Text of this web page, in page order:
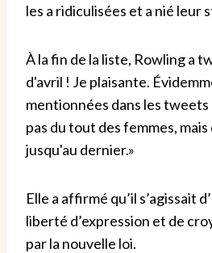
les a ridiculisées et a nié leur
À la fin de la liste, Rowling a
d'avril ! Je plaisante.
mentionnées dans les tweets
pas du tout des femmes, mais
jusqu'au dernier.»
Elle a affirmé qu’il s’agissait
liberté d’expression et de
par la nouvelle loi.